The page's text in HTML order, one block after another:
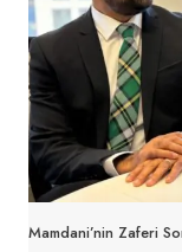
Mamdani’nin Zaferi